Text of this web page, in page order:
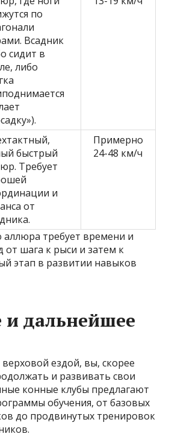
по
Всадник
сидит в
либо
быстрый
Требует
и
от
Примерно
24-48 км/ч
аллюра требует времени и
от шага к рыси и затем к
этап в развитии навыков
и дальнейшее
ездой, вы, скорее
и развивать свои
конные клубы предлагают
обучения, от базовых
до продвинутых тренировок